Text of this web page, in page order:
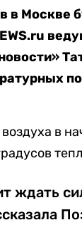
в Москве
в
ждать